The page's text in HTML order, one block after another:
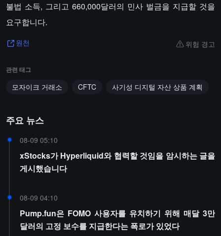
불법 소득, 그리고 660,000달러의 민사 벌금을 지급할 것을
요구합니다.
원천 위험 경고
관련 태그
모자이크 거래소 CFTC 사기성 디지털 자산 상품 계획
주요 뉴스
08-09 05:10
xStocks가 Hyperliquid와 협력할 것임을 암시하는 글을
게시했습니다
08-09 04:10
Pump.fun은 FOMO 사용자를 유치하기 위해 매달 3만
달러의 고정 보수를 지급한다는 폭로가 있었다